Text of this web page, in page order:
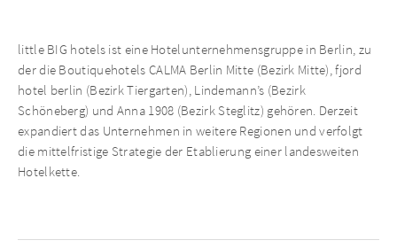
little BIG hotels ist eine Hotelunternehmensgruppe in Berlin, zu
der die Boutiquehotels CALMA Berlin Mitte (Bezirk Mitte), fjord
hotel berlin (Bezirk Tiergarten), Lindemann’s (Bezirk
Schöneberg) und Anna 1908 (Bezirk Steglitz) gehören. Derzeit
expandiert das Unternehmen in weitere Regionen und verfolgt
die mittelfristige Strategie der Etablierung einer landesweiten
Hotelkette.